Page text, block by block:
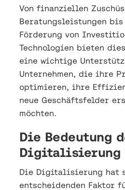
Von finanziellen
Beratungsleistungen
Förderung von
Technologien bieten
eine wichtige
Unternehmen, die ihre
optimieren, ihre
neue Geschäftsfelder
möchten.
Die Bedeutung
Digitalisierung
Die Digitalisierung hat
entscheidenden Faktor